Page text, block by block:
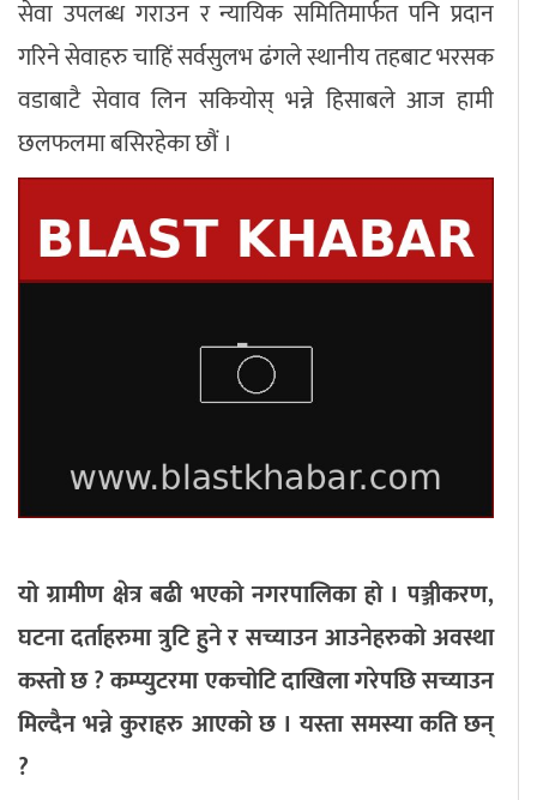
सेवा उपलब्ध गराउन र न्यायिक समितिमार्फत पनि प्रदान
गरिने सेवाहरु चाहिं सर्वसुलभ ढंगले स्थानीय तहबाट भरसक
वडाबाटै सेवाव लिन सकियोस् भन्ने हिसाबले आज हामी
छलफलमा बसिरहेका छौं ।
यो ग्रामीण क्षेत्र बढी भएको नगरपालिका हो । पञ्जीकरण,
घटना दर्ताहरुमा त्रुटि हुने र सच्याउन आउनेहरुको अवस्था
कस्तो छ ? कम्प्युटरमा एकचोटि दाखिला गरेपछि सच्याउन
मिल्दैन भन्ने कुराहरु आएको छ । यस्ता समस्या कति छन्
?